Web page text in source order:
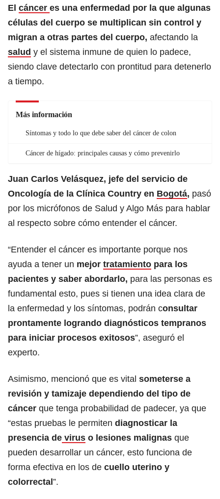
El cáncer es una enfermedad por la que algunas
células del cuerpo se multiplican sin control y
migran a otras partes del cuerpo, afectando la
salud y el sistema inmune de quien lo padece,
siendo clave detectarlo con prontitud para detenerlo
a tiempo.
Más información
Síntomas y todo lo que debe saber del cáncer de colon
Cáncer de hígado: principales causas y cómo prevenirlo
Juan Carlos Velásquez, jefe del servicio de
Oncología de la Clínica Country en Bogotá, pasó
por los micrófonos de Salud y Algo Más para hablar
al respecto sobre cómo entender el cáncer.
“Entender el cáncer es importante porque nos
ayuda a tener un mejor tratamiento para los
pacientes y saber abordarlo, para las personas es
fundamental esto, pues si tienen una idea clara de
la enfermedad y los síntomas, podrán consultar
prontamente logrando diagnósticos tempranos
para iniciar procesos exitosos”, aseguró el
experto.
Asimismo, mencionó que es vital someterse a
revisión y tamizaje dependiendo del tipo de
cáncer que tenga probabilidad de padecer, ya que
“estas pruebas le permiten diagnosticar la
presencia de virus o lesiones malignas que
pueden desarrollar un cáncer, esto funciona de
forma efectiva en los de cuello uterino y
colorrectal”.